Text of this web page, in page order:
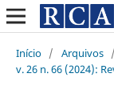
Início / Arquivos /
v. 26 n. 66 (2024):